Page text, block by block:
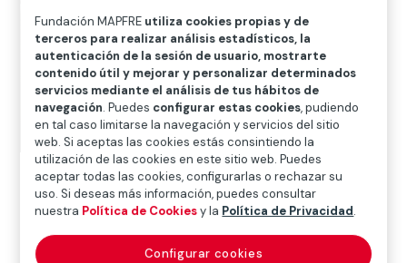
Graciela Iturbide
El baño de Frida,
Coyoacán, Ciudad de México
Fundación MAPFRE utiliza cookies propias y de
terceros para realizar análisis estadísticos, la
autenticación de la sesión de usuario, mostrarte
contenido útil y mejorar y personalizar determinados
servicios mediante el análisis de tus hábitos de
navegación. Puedes configurar estas cookies, pudiendo
en tal caso limitarse la navegación y servicios del sitio
web. Si aceptas las cookies estás consintiendo la
utilización de las cookies en este sitio web. Puedes
aceptar todas las cookies, configurarlas o rechazar su
uso. Si deseas más información, puedes consultar
nuestra Política de Cookiesy la Política de Privacidad.
Configurar cookies